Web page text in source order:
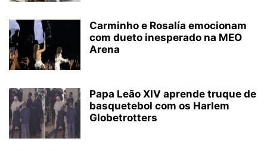
Carminho e Rosalía emocionam
com dueto inesperado na MEO
Arena
Papa Leão XIV aprende truque de
basquetebol com os Harlem
Globetrotters